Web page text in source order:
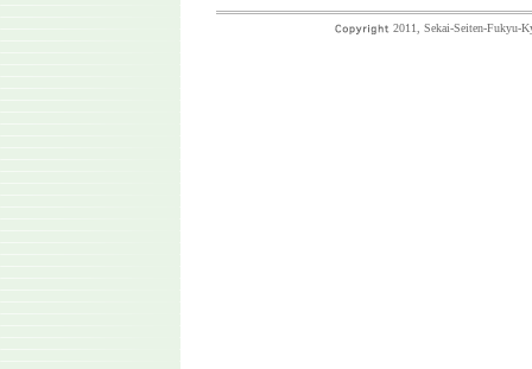
2011, Sekai-Seiten-Fukyu-